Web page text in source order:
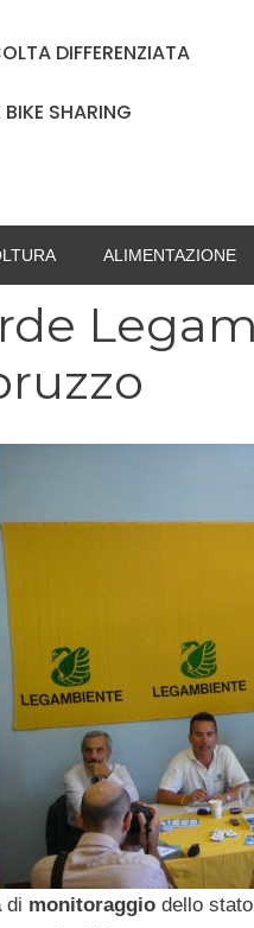
DIFFERENZIATA
BIKE SHARING
ALIMENTAZIONE
di monitoraggio dello